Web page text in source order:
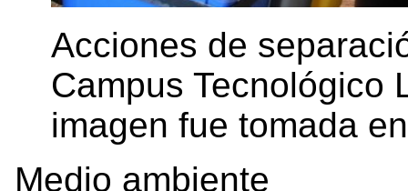
Acciones de
Campus Tecnológico
imagen fue tomada
Medio ambiente